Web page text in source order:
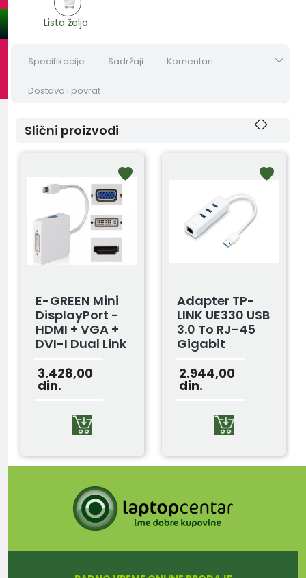
Lista želja
Specifikacije Sadržaji Komentari
Dostava i povrat
Slični proizvodi
E-GREEN Mini
DisplayPort -
HDMI + VGA +
DVI-I Dual Link
3.428,00
din.
Adapter TP-
LINK UE330 USB
3.0 To RJ-45
Gigabit
Network/1x ...
2.944,00
din.